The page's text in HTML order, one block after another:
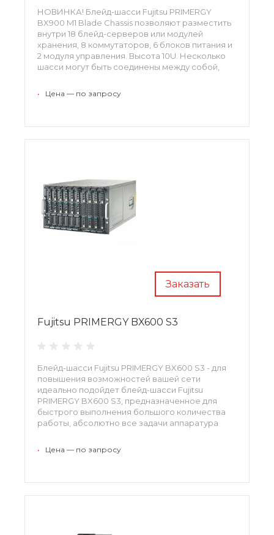
НОВИНКА! Блейд-шасси Fujitsu PRIMERGY
BX900 M1 Blade Chassis позволяют разместить
внутри 18 блейд-серверов или модулей
хранения, 8 коммутаторов, 6 блоков питания и
2 модуля управления. Высота 10U. Несколько
шасси могут быть соединены между собой,
• Цена — по запросу
Заказать
Fujitsu PRIMERGY BX600 S3
Блейд-шасси Fujitsu PRIMERGY BX600 S3 - для
повышения возможностей вашей сети
идеально подойдет блейд-шасси Fujitsu
PRIMERGY BX600 S3, предназначенное для
быстрого выполнения большого количества
работы, абсолютно все задачи аппаратура
• Цена — по запросу